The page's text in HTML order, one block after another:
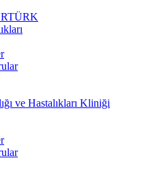
ve Hastalıkları Kliniği